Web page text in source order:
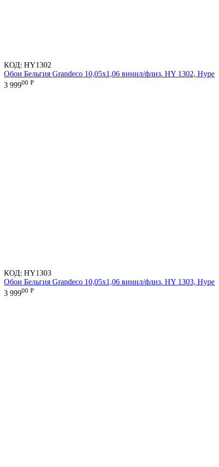
КОД: HY1302
Обои Бельгия Grandeco 10,05х1,06 винил/флиз. HY 1302, Hype
3 99900 Р
КОД: HY1303
Обои Бельгия Grandeco 10,05х1,06 винил/флиз. HY 1303, Hype
3 99900 Р